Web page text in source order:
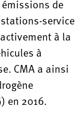
de
service
à la
à
CMA a ainsi
en 2016.